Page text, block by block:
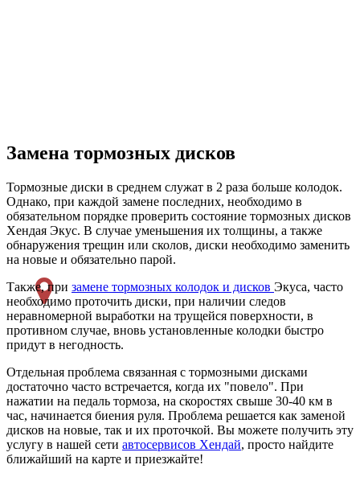
Замена тормозных дисков
Тормозные диски в среднем служат в 2 раза больше колодок.
Однако, при каждой замене последних, необходимо в
обязательном порядке проверить состояние тормозных дисков
Хендая Экус. В случае уменьшения их толщины, а также
обнаружения трещин или сколов, диски необходимо заменить
на новые и обязательно парой.
Также, при замене тормозных колодок и дисков Экуса, часто
необходимо проточить диски, при наличии следов
неравномерной выработки на трущейся поверхности, в
противном случае, вновь установленные колодки быстро
придут в негодность.
Отдельная проблема связанная с тормозными дисками
достаточно часто встречается, когда их "повело". При
нажатии на педаль тормоза, на скоростях свыше 30-40 км в
час, начинается биения руля. Проблема решается как заменой
дисков на новые, так и их проточкой. Вы можете получить эту
услугу в нашей сети автосервисов Хендай, просто найдите
ближайший на карте и приезжайте!